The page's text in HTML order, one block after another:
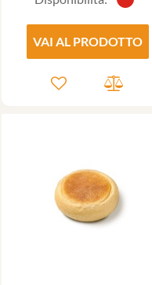
VAI AL PRODOTTO